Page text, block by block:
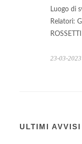
Luogo di
Relatori:
ROSSETTI
23-03-2023
ULTIMI AVVISI